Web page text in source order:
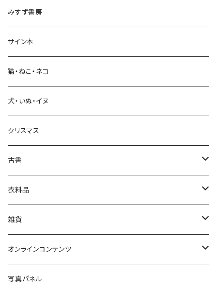
生活・暮らし
芸術・絵画・写真
絵本・児童書
娯楽・エンターテインメント
みすず書房
サイン本
猫・ねこ・ネコ
犬・いぬ・イヌ
クリスマス
古書
古書セット
美術
衣料品
POLEWARDS
Tシャツ
雑貨
バッグ
ブックカバー
オンラインコンテンツ
冒険クロストーク
写真パネル